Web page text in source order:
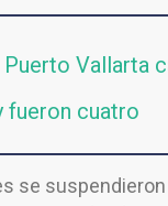
Puerto Vallarta
fueron cuatro
se